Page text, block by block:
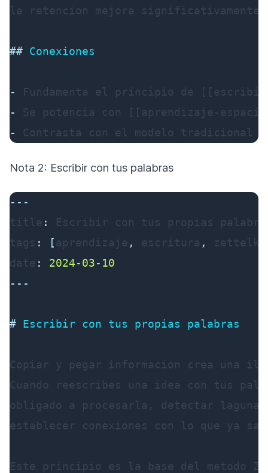
la retencion mejora significativamente.
## Conexiones
-
-
-
Contrasta con el modelo tradicional
Nota 2: Escribir con tus palabras
---
title :
tags : [ aprendizaje , escritura ,
date :
2024-03-10
---
# Escribir con tus propias palabras
Copiar y pegar informacion crea una
Cuando reescribes una idea con tus
obligado a procesarla, detectar lagunas
establecer conexiones con lo que ya
Este principio es la base del metodo